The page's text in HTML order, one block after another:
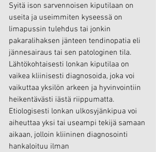
Syitä ison sarvennoisen kiputilaan on
useita ja useimmiten kyseessä on
limapussin tulehdus tai jonkin
pakaralihaksen jänteen tendinopatia eli
jännesairaus tai sen patologinen tila.
Lähtökohtaisesti lonkan kiputilaa on
vaikea kliinisesti diagnosoida, joka voi
vaikuttaa yksilön arkeen ja hyvinvointiin
heikentävästi iästä riippumatta.
Etiologisesti lonkan ulkosyjänkipua voi
aiheuttaa yksi tai useampi tekijä samaan
aikaan, jolloin kliininen diagnosointi
hankaloituu ilman